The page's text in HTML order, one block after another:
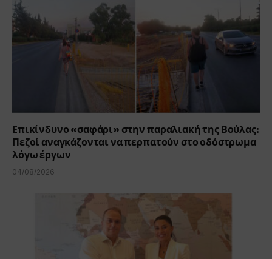
Επικίνδυνο «σαφάρι» στην παραλιακή της Βούλας:
Πεζοί αναγκάζονται να περπατούν στο οδόστρωμα
λόγω έργων
04/08/2026